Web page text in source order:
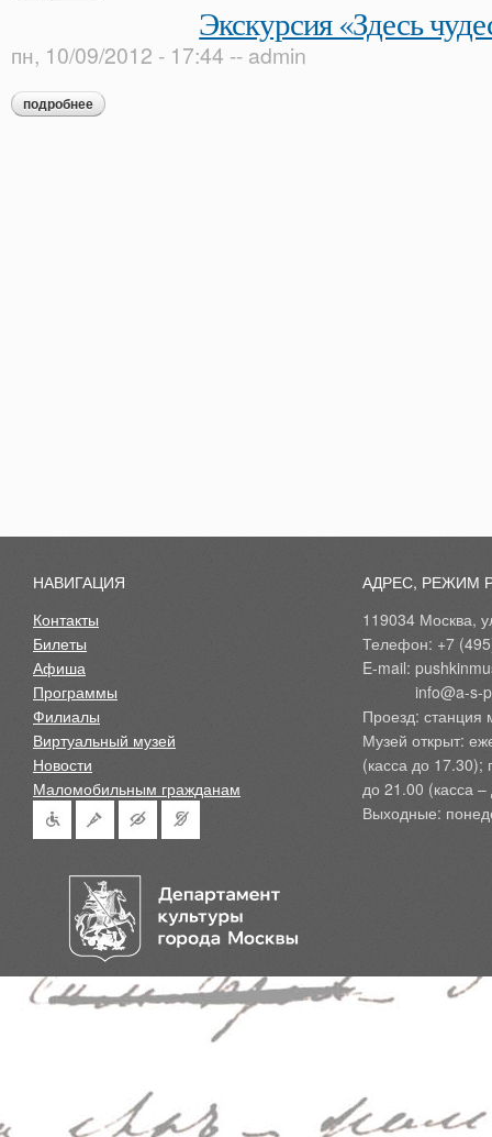
Экскурсия «Здесь
пн, 10/09/2012 - 17:44 -- admin
подробнее о экскурсия «здесь чудеса!»
НАВИГАЦИЯ
Контакты
Билеты
Афиша
Программы
Филиалы
Виртуальный музей
Новости
Маломобильным гражданам
АДРЕС, РЕЖИМ
119034 Москва,
Телефон: +7
E-mail:
Проезд: станция
Музей открыт:
(касса до 17.30);
до 21.00 (касса
Выходные: